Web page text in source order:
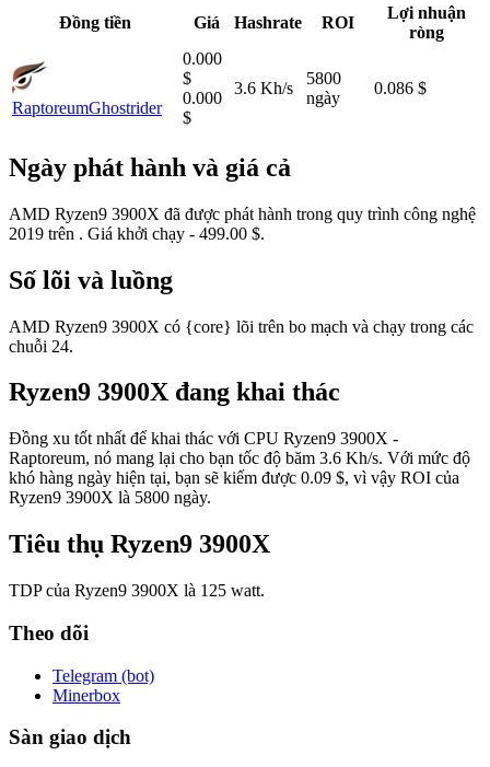
Đồng tiền
Giá Hashrate ROI
Lợi nhuận
ròng
RaptoreumGhostrider
0.000
$
0.000
$
3.6 Kh/s
5800
ngày
0.086 $
Ngày phát hành và giá cả
AMD Ryzen9 3900X đã được phát hành trong quy trình công nghệ
2019 trên . Giá khởi chạy - 499.00 $.
Số lõi và luồng
AMD Ryzen9 3900X có {core} lõi trên bo mạch và chạy trong các
chuỗi 24.
Ryzen9 3900X đang khai thác
Đồng xu tốt nhất để khai thác với CPU Ryzen9 3900X -
Raptoreum, nó mang lại cho bạn tốc độ băm 3.6 Kh/s. Với mức độ
khó hàng ngày hiện tại, bạn sẽ kiếm được 0.09 $, vì vậy ROI của
Ryzen9 3900X là 5800 ngày.
Tiêu thụ Ryzen9 3900X
TDP của Ryzen9 3900X là 125 watt.
Theo dõi
Telegram (bot)
Minerbox
Sàn giao dịch